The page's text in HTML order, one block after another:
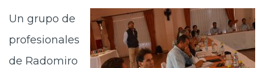
Un grupo de
profesionales
de Radomiro